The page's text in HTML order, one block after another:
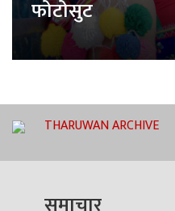
फोटोसुट
THARUWAN ARCHIVE